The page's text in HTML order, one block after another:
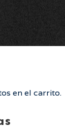
en el carrito.